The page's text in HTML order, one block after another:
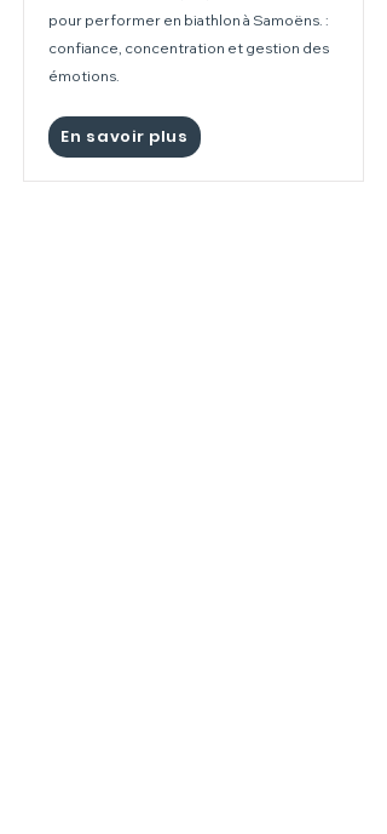
pour performer en biathlon à Samoëns. :
confiance, concentration et gestion des
émotions.
En savoir plus